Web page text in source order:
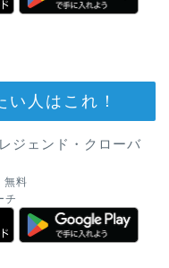
人はこれ！
ジェンド・クローバ
無料
チ